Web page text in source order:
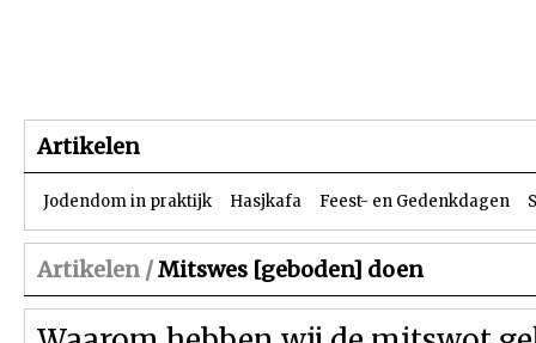
Artikelen
Jodendom in praktijk Hasjkafa Feest- en Gedenkdagen
Artikelen /Mitswes [geboden] doen